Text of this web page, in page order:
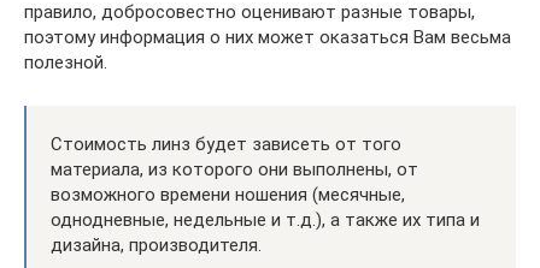
правило, добросовестно оценивают разные товары,
поэтому информация о них может оказаться Вам весьма
полезной.
Стоимость линз будет зависеть от того
материала, из которого они выполнены, от
возможного времени ношения (месячные,
однодневные, недельные и т.д.), а также их типа и
дизайна, производителя.